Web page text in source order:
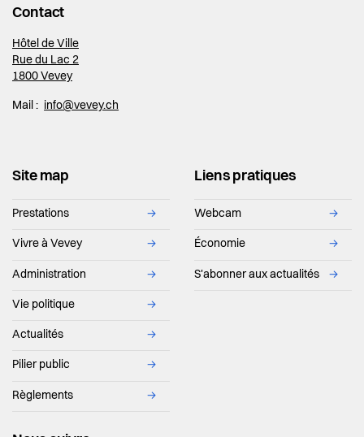
Contact
Hôtel de Ville
Rue du Lac 2
1800 Vevey
Mail : info@vevey.ch
Site map
Prestations →
Vivre à Vevey →
Administration →
Vie politique →
Actualités →
Pilier public →
Règlements →
Liens pratiques
Webcam →
Économie →
S'abonner aux actualités →